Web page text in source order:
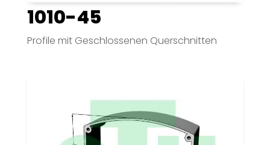
1010-45
Profile mit Geschlossenen Querschnitten